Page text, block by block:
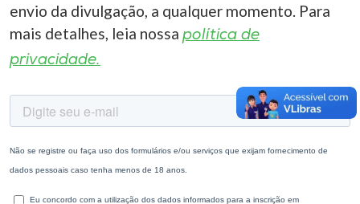
envio da divulgação, a qualquer momento. Para
mais detalhes, leia nossa política de
privacidade.